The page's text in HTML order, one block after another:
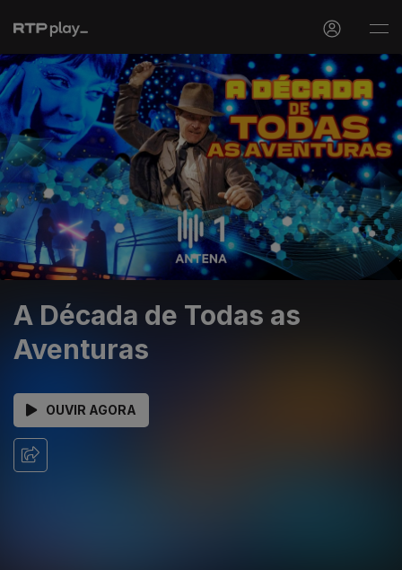
A Década de Todas as
Aventuras
OUVIR AGORA